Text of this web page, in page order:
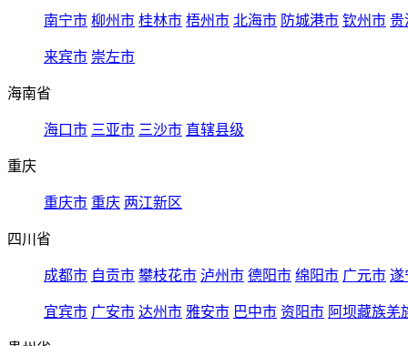
南宁市 柳州市 桂林市 梧州市 北海市 防城港市 钦州市 贵
来宾市 崇左市
海南省
海口市 三亚市 三沙市 直辖县级
重庆
重庆市 重庆 两江新区
四川省
成都市 自贡市 攀枝花市 泸州市 德阳市 绵阳市 广元市 遂
宜宾市 广安市 达州市 雅安市 巴中市 资阳市 阿坝藏族羌